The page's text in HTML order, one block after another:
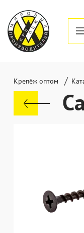
Крепёж оптом /